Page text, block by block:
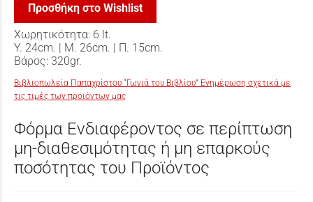
Προσθήκη στο Wishlist
Χωρητικότητα: 6 lt.
Υ. 24cm. | Μ. 26cm. | Π. 15cm.
Βάρος: 320gr.
Βιβλιοπωλεία Παπαχρίστου “Γωνιά του Βιβλίου” Ενημέρωση σχετικά με
τις τιμές των προϊόντων μας
Φόρμα Ενδιαφέροντος σε περίπτωση
μη-διαθεσιμότητας ή μη επαρκούς
ποσότητας του Προϊόντος